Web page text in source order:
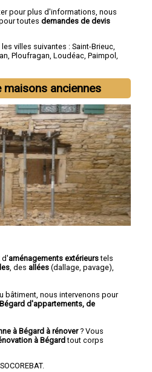
pour plus d'informations, nous
toutes demandes de devis
villes suivantes : Saint-Brieuc,
, Ploufragan, Loudéac, Paimpol ,
maisons anciennes
d'aménagements extérieurstels
, des allées (dallage, pavage),
bâtiment, nous intervenons pour
d'appartements, de
à Bégard à rénover? Vous
à Bégardtout corps